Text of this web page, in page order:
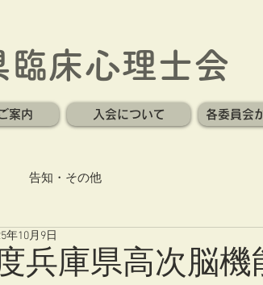
臨床心理士会
案内 入会について 各委員会
告知・その他
兵庫県高次脳
年10月9日